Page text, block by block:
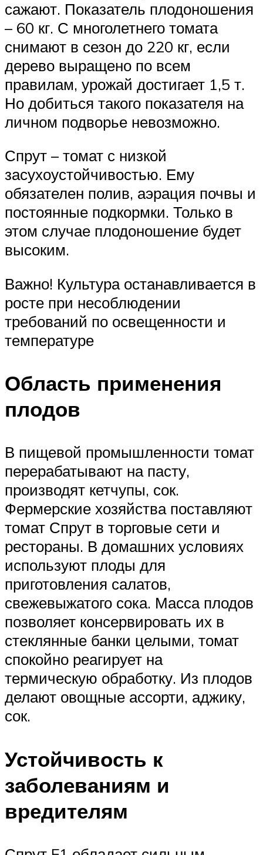
сажают. Показатель плодоношения
– 60 кг. С многолетнего томата
снимают в сезон до 220 кг, если
дерево выращено по всем
правилам, урожай достигает 1,5 т.
Но добиться такого показателя на
личном подворье невозможно.
Спрут – томат с низкой
засухоустойчивостью. Ему
обязателен полив, аэрация почвы и
постоянные подкормки. Только в
этом случае плодоношение будет
высоким.
Важно! Культура останавливается в
росте при несоблюдении
требований по освещенности и
температуре
Область применения
плодов
В пищевой промышленности томат
перерабатывают на пасту,
производят кетчупы, сок.
Фермерские хозяйства поставляют
томат Спрут в торговые сети и
рестораны. В домашних условиях
используют плоды для
приготовления салатов,
свежевыжатого сока. Масса плодов
позволяет консервировать их в
стеклянные банки целыми, томат
спокойно реагирует на
термическую обработку. Из плодов
делают овощные ассорти, аджику,
сок.
Устойчивость к
заболеваниям и
вредителям